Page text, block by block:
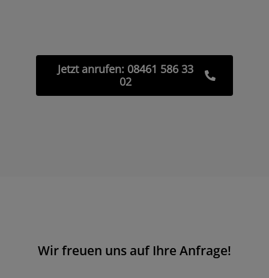
Jetzt anrufen: 08461 586 33
02
Wir freuen uns auf Ihre Anfrage!